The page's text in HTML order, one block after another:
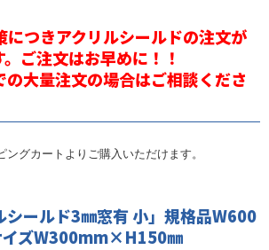
につきアクリルシールドの注文が
ご注文はお早めに！！
の大量注文の場合はご相談くださ
ングカートよりご購入いただけます。
シールド3㎜窓有 小」規格品W600
ズW300mm×H150㎜